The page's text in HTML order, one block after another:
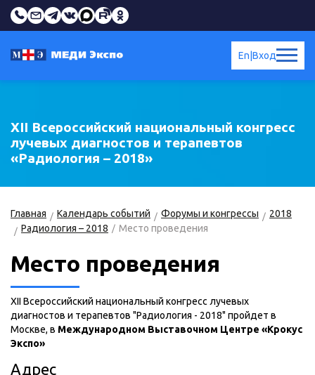
Вход
En
XII Всероссийский национальный конгресс
лучевых диагностов и терапевтов
«Радиология – 2018»
Главная Календарь событий Форумы и конгрессы
2018
Радиология – 2018
Место проведения
Место проведения
XII Всероссийский национальный конгресс лучевых
диагностов и терапевтов "Радиология - 2018" пройдет в
Москве, в Международном Выставочном Центре «Крокус
Экспо»
Адрес